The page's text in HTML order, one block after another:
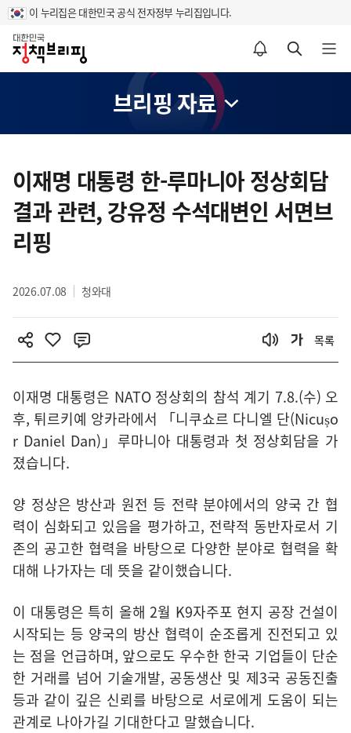
이 누리집은 대한민국 공식 전자정부 누리집입니다.
홈
알림설정 바로가기 검색 바로가기 메뉴 열기
브리핑 자료
텐
츠
영
역
이재명 대통령 한-루마니아 정상회담
결과 관련, 강유정 수석대변인 서면브
리핑
2026.07.08 청와대
목록
이재명 대통령은 NATO 정상회의 참석 계기 7.8.(수) 오
후, 튀르키예 앙카라에서 「니쿠쇼르 다니엘 단(Nicușo
r Daniel Dan)」루마니아 대통령과 첫 정상회담을 가
졌습니다.
양 정상은 방산과 원전 등 전략 분야에서의 양국 간 협
력이 심화되고 있음을 평가하고, 전략적 동반자로서 기
존의 공고한 협력을 바탕으로 다양한 분야로 협력을 확
대해 나가자는 데 뜻을 같이했습니다.
이 대통령은 특히 올해 2월 K9자주포 현지 공장 건설이
시작되는 등 양국의 방산 협력이 순조롭게 진전되고 있
는 점을 언급하며, 앞으로도 우수한 한국 기업들이 단순
한 거래를 넘어 기술개발, 공동생산 및 제3국 공동진출
등과 같이 깊은 신뢰를 바탕으로 서로에게 도움이 되는
관계로 나아가길 기대한다고 말했습니다.